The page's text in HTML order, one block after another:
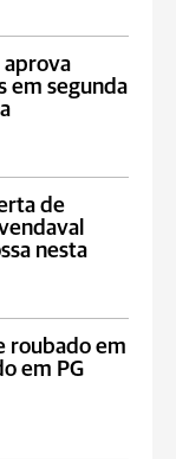
aprova
em segunda
de
nesta
roubado em
em PG